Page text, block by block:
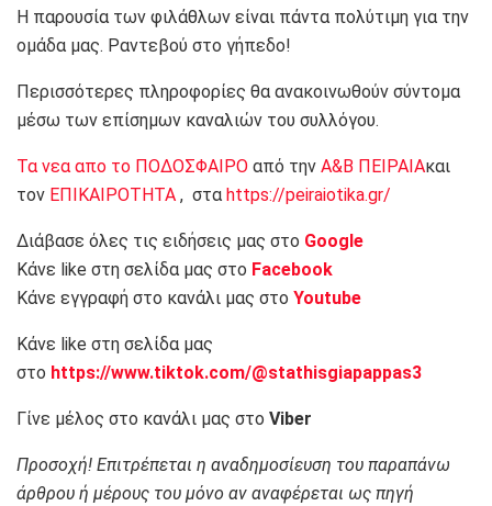
Η παρουσία των φιλάθλων είναι πάντα πολύτιμη για την
ομάδα μας. Ραντεβού στο γήπεδο!
Περισσότερες πληροφορίες θα ανακοινωθούν σύντομα
μέσω των επίσημων καναλιών του συλλόγου.
Τα νεα απο το ΠΟΔΟΣΦΑΙΡΟ από την Α&Β ΠΕΙΡΑΙΑκαι
τον ΕΠΙΚΑΙΡΟΤΗΤΑ , στα https://peiraiotika.gr/
Διάβασε όλες τις ειδήσεις μας στο Google
Κάνε like στη σελίδα μας στο Facebook
Κάνε εγγραφή στο κανάλι μας στο Youtube
Κάνε like στη σελίδα μας
στο https://www.tiktok.com/@stathisgiapappas3
Γίνε μέλος στο κανάλι μας στο Viber
Προσοχή! Επιτρέπεται η αναδημοσίευση του παραπάνω
άρθρου ή μέρους του μόνο αν αναφέρεται ως πηγή